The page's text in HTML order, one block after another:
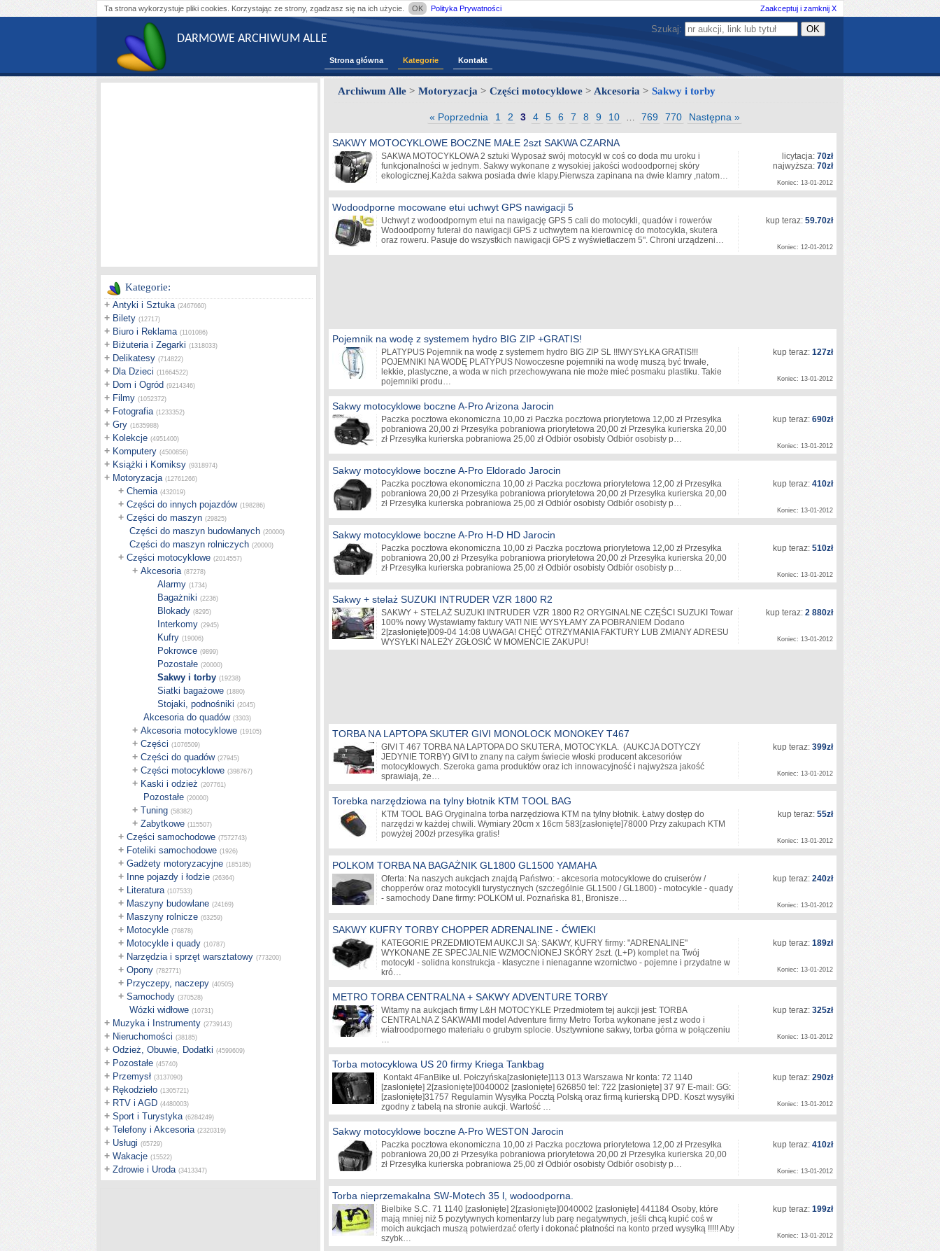
Ta strona wykorzystuje pliki cookies. Korzystając ze strony, zgadzasz się na ich użycie. OK Polityka Prywatności Zaakceptuj i zamknij X
DARMOWE ARCHIWUM ALLE
Strona główna Kategorie Kontakt
Szukaj:
Kategorie:
+ Antyki i Sztuka (2467660)
+ Bilety (12717)
+ Biuro i Reklama (1101086)
+ Biżuteria i Zegarki (1318033)
+ Delikatesy (714822)
+ Dla Dzieci (11664522)
+ Dom i Ogród (9214346)
+ Filmy (1052372)
+ Fotografia (1233352)
+ Gry (1635988)
+ Kolekcje (4951400)
+ Komputery (4500856)
+ Książki i Komiksy (9318974)
+ Motoryzacja (12761266)
+ Chemia (432019)
+ Części do innych pojazdów (198286)
+ Części do maszyn (29825)
Części do maszyn budowlanych (20000)
Części do maszyn rolniczych (20000)
+ Części motocyklowe (2014557)
+ Akcesoria (87278)
Alarmy (1734)
Bagażniki (2236)
Blokady (8295)
Interkomy (2945)
Kufry (19006)
Pokrowce (9899)
Pozostałe (20000)
Sakwy i torby (19238)
Siatki bagażowe (1880)
Stojaki, podnośniki (2045)
Akcesoria do quadów (3303)
+ Akcesoria motocyklowe (19105)
+ Części (1076509)
+ Części do quadów (27945)
+ Części motocyklowe (398767)
+ Kaski i odzież (207761)
Pozostałe (20000)
+ Tuning (58382)
+ Zabytkowe (115507)
+ Części samochodowe (7572743)
+ Foteliki samochodowe (1926)
+ Gadżety motoryzacyjne (185185)
+ Inne pojazdy i łodzie (26364)
+ Literatura (107533)
+ Maszyny budowlane (24169)
+ Maszyny rolnicze (63259)
+ Motocykle (76878)
+ Motocykle i quady (10787)
+ Narzędzia i sprzęt warsztatowy (773200)
+ Opony (782771)
+ Przyczepy, naczepy (40505)
+ Samochody (370528)
Wózki widłowe (10731)
+ Muzyka i Instrumenty (2739143)
+ Nieruchomości (38185)
+ Odzież, Obuwie, Dodatki (4599609)
+ Pozostałe (45740)
+ Przemysł (3137090)
+ Rękodzieło (1305721)
+ RTV i AGD (4480003)
+ Sport i Turystyka (6284249)
+ Telefony i Akcesoria (2320319)
+ Usługi (65729)
+ Wakacje (15522)
+ Zdrowie i Uroda (3413347)
Archiwum Alle > Motoryzacja > Części motocyklowe > Akcesoria > Sakwy i torby
« Poprzednia 1 2 3 4 5 6 7 8 9 10 … 769 770 Następna »
SAKWY MOTOCYKLOWE BOCZNE MAŁE 2szt SAKWA CZARNA
SAKWA MOTOCYKLOWA 2 sztuki Wyposaż swój motocykl w coś co doda mu uroku i
funkcjonalności w jednym. Sakwy wykonane z wysokiej jakości wodoodpornej skóry
ekologicznej.Każda sakwa posiada dwie klapy.Pierwsza zapinana na dwie klamry ,natom…
licytacja: 70zł
najwyższa: 70zł
Koniec: 13-01-2012
Wodoodporne mocowane etui uchwyt GPS nawigacji 5
Uchwyt z wodoodpornym etui na nawigację GPS 5 cali do motocykli, quadów i rowerów
Wodoodporny futerał do nawigacji GPS z uchwytem na kierownicę do motocykla, skutera
oraz roweru. Pasuje do wszystkich nawigacji GPS z wyświetlaczem 5". Chroni urządzeni…
kup teraz: 59.70zł
Koniec: 12-01-2012
Pojemnik na wodę z systemem hydro BIG ZIP +GRATIS!
PLATYPUS Pojemnik na wodę z systemem hydro BIG ZIP SL !!!WYSYŁKA GRATIS!!!
POJEMNIKI NA WODĘ PLATYPUS Nowoczesne pojemniki na wodę muszą być trwałe,
lekkie, plastyczne, a woda w nich przechowywana nie może mieć posmaku plastiku. Takie
pojemniki produ…
kup teraz: 127zł
Koniec: 13-01-2012
Sakwy motocyklowe boczne A-Pro Arizona Jarocin
Paczka pocztowa ekonomiczna 10,00 zł Paczka pocztowa priorytetowa 12,00 zł Przesyłka
pobraniowa 20,00 zł Przesyłka pobraniowa priorytetowa 20,00 zł Przesyłka kurierska 20,00
zł Przesyłka kurierska pobraniowa 25,00 zł Odbiór osobisty Odbiór osobisty p…
kup teraz: 690zł
Koniec: 13-01-2012
Sakwy motocyklowe boczne A-Pro Eldorado Jarocin
Paczka pocztowa ekonomiczna 10,00 zł Paczka pocztowa priorytetowa 12,00 zł Przesyłka
pobraniowa 20,00 zł Przesyłka pobraniowa priorytetowa 20,00 zł Przesyłka kurierska 20,00
zł Przesyłka kurierska pobraniowa 25,00 zł Odbiór osobisty Odbiór osobisty p…
kup teraz: 410zł
Koniec: 13-01-2012
Sakwy motocyklowe boczne A-Pro H-D HD Jarocin
Paczka pocztowa ekonomiczna 10,00 zł Paczka pocztowa priorytetowa 12,00 zł Przesyłka
pobraniowa 20,00 zł Przesyłka pobraniowa priorytetowa 20,00 zł Przesyłka kurierska 20,00
zł Przesyłka kurierska pobraniowa 25,00 zł Odbiór osobisty Odbiór osobisty p…
kup teraz: 510zł
Koniec: 13-01-2012
Sakwy + stelaż SUZUKI INTRUDER VZR 1800 R2
SAKWY + STELAŻ SUZUKI INTRUDER VZR 1800 R2 ORYGINALNE CZĘŚCI SUZUKI Towar
100% nowy Wystawiamy faktury VAT! NIE WYSYŁAMY ZA POBRANIEM Dodano
2 [zasłonięte]009-04 14:08 UWAGA! CHĘĆ OTRZYMANIA FAKTURY LUB ZMIANY ADRESU
WYSYŁKI NALEŻY ZGŁOSIĆ W MOMENCIE ZAKUPU!
kup teraz: 2 880zł
Koniec: 13-01-2012
TORBA NA LAPTOPA SKUTER GIVI MONOLOCK MONOKEY T467
GIVI T 467 TORBA NA LAPTOPA DO SKUTERA, MOTOCYKLA. (AUKCJA DOTYCZY
JEDYNIE TORBY) GIVI to znany na całym świecie włoski producent akcesoriów
motocyklowych. Szeroka gama produktów oraz ich innowacyjność i najwyższa jakość
sprawiają, że…
kup teraz: 399zł
Koniec: 13-01-2012
Torebka narzędziowa na tylny błotnik KTM TOOL BAG
KTM TOOL BAG Oryginalna torba narzędziowa KTM na tylny błotnik. Łatwy dostęp do
narzędzi w każdej chwili. Wymiary 20cm x 16cm 583 [zasłonięte]78000 Przy zakupach KTM
powyżej 200zł przesyłka gratis!
kup teraz: 55zł
Koniec: 13-01-2012
POLKOM TORBA NA BAGAŻNIK GL1800 GL1500 YAMAHA
Oferta: Na naszych aukcjach znajdą Państwo: - akcesoria motocyklowe do cruiserów /
chopperów oraz motocykli turystycznych (szczególnie GL1500 / GL1800) - motocykle - quady
- samochody Dane firmy: POLKOM ul. Poznańska 81, Bronisze…
kup teraz: 240zł
Koniec: 13-01-2012
SAKWY KUFRY TORBY CHOPPER ADRENALINE - ĆWIEKI
KATEGORIE PRZEDMIOTEM AUKCJI SĄ: SAKWY, KUFRY firmy: "ADRENALINE"
WYKONANE ZE SPECJALNIE WZMOCNIONEJ SKÓRY 2szt. (L+P) komplet na Twój
motocykl - solidna konstrukcja - klasyczne i nienaganne wzornictwo - pojemne i przydatne w
kró…
kup teraz: 189zł
Koniec: 13-01-2012
METRO TORBA CENTRALNA + SAKWY ADVENTURE TORBY
Witamy na aukcjach firmy L&H MOTOCYKLE Przedmiotem tej aukcji jest: TORBA
CENTRALNA Z SAKWAMI model Adventure firmy Metro Torba wykonane jest z wodo i
wiatroodpornego materiału o grubym splocie. Usztywnione sakwy, torba górna w połączeniu
…
kup teraz: 325zł
Koniec: 13-01-2012
Torba motocyklowa US 20 firmy Kriega Tankbag
Kontakt 4FanBike ul. Połczyńska[zasłonięte]113 013 Warszawa Nr konta: 72 1140
[zasłonięte] 2 [zasłonięte]0040002 [zasłonięte] 626850 tel: 722 [zasłonięte] 37 97 E-mail: GG:
[zasłonięte]31757 Regulamin Wysyłka Pocztą Polską oraz firmą kurierską DPD. Koszt wysyłki
zgodny z tabelą na stronie aukcji. Wartość …
kup teraz: 290zł
Koniec: 13-01-2012
Sakwy motocyklowe boczne A-Pro WESTON Jarocin
Paczka pocztowa ekonomiczna 10,00 zł Paczka pocztowa priorytetowa 12,00 zł Przesyłka
pobraniowa 20,00 zł Przesyłka pobraniowa priorytetowa 20,00 zł Przesyłka kurierska 20,00
zł Przesyłka kurierska pobraniowa 25,00 zł Odbiór osobisty Odbiór osobisty p…
kup teraz: 410zł
Koniec: 13-01-2012
Torba nieprzemakalna SW-Motech 35 l, wodoodporna.
Bielbike S.C. 71 1140 [zasłonięte] 2 [zasłonięte]0040002 [zasłonięte] 441184 Osoby, które
mają mniej niż 5 pozytywnych komentarzy lub parę negatywnych, jeśli chcą kupić coś w
moich aukcjach muszą potwierdzać oferty i dokonać płatności na konto przed wysyłką !!!!! Aby
szybk…
kup teraz: 199zł
Koniec: 13-01-2012